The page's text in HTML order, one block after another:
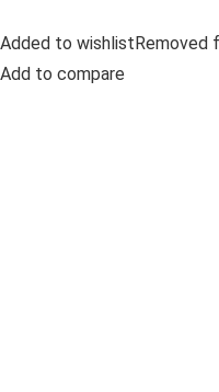
Added to wishlistRemoved
Add to compare